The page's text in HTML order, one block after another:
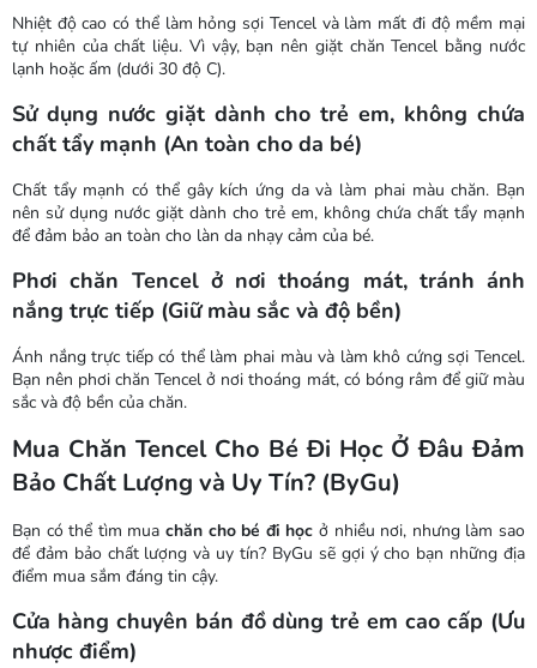
Nhiệt độ cao có thể làm hỏng sợi Tencel và làm mất đi độ mềm mại
tự nhiên của chất liệu. Vì vậy, bạn nên giặt chăn Tencel bằng nước
lạnh hoặc ấm (dưới 30 độ C).
Sử dụng nước giặt dành cho trẻ em, không chứa
chất tẩy mạnh (An toàn cho da bé)
Chất tẩy mạnh có thể gây kích ứng da và làm phai màu chăn. Bạn
nên sử dụng nước giặt dành cho trẻ em, không chứa chất tẩy mạnh
để đảm bảo an toàn cho làn da nhạy cảm của bé.
Phơi chăn Tencel ở nơi thoáng mát, tránh ánh
nắng trực tiếp (Giữ màu sắc và độ bền)
Ánh nắng trực tiếp có thể làm phai màu và làm khô cứng sợi Tencel.
Bạn nên phơi chăn Tencel ở nơi thoáng mát, có bóng râm để giữ màu
sắc và độ bền của chăn.
Mua Chăn Tencel Cho Bé Đi Học Ở Đâu Đảm
Bảo Chất Lượng và Uy Tín? (ByGu)
Bạn có thể tìm mua chăn cho bé đi học ở nhiều nơi, nhưng làm sao
để đảm bảo chất lượng và uy tín? ByGu sẽ gợi ý cho bạn những địa
điểm mua sắm đáng tin cậy.
Cửa hàng chuyên bán đồ dùng trẻ em cao cấp (Ưu
nhược điểm)